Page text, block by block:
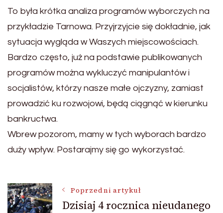
To była krótka analiza programów wyborczych na
przykładzie Tarnowa. Przyjrzyjcie się dokładnie, jak
sytuacja wygląda w Waszych miejscowościach.
Bardzo często, już na podstawie publikowanych
programów można wykluczyć manipulantów i
socjalistów, którzy nasze małe ojczyzny, zamiast
prowadzić ku rozwojowi, będą ciągnąć w kierunku
bankructwa.
Wbrew pozorom, mamy w tych wyborach bardzo
duży wpływ. Postarajmy się go wykorzystać.
NawigacjaPoprzedni artykuł
Dzisiaj 4 rocznica nieudanego